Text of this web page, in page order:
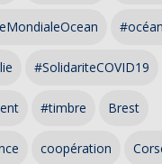
#SolidariteCOVID19
#timbre Brest
coopération